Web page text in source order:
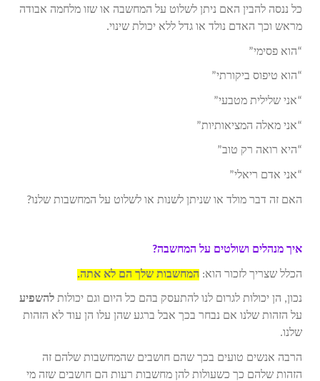
כל ננסה להבין האם ניתן לשלוט על המחשבה או שזו מלחמה אבודה
מראש וכך האדם נולד או גדל ללא יכולת שינוי.
“הוא פסימי”
“הוא טיפוס ביקורתי”
“אני שלילית מטבעי”
“אני מאלה המציאותיות”
“היא רואה רק טוב”
“אני אדם ריאלי”
האם זה דבר מולד או שניתן לשנות או לשלוט על המחשבות שלנו?
איך מנהלים ושולטים על המחשבה?
הכלל שצריך לזכור הוא: המחשבות שלך הם לא אתה.
נכון, הן יכולות לגרום לנו להתעסק בהם כל היום וגם יכולות להשפיע
על הזהות שלנו אם נבחר בכך אבל ברגע שהן עלו הן עוד לא הזהות
שלנו.
הרבה אנשים טועים בכך שהם חושבים שהמחשבות שלהם זה
הזהות שלהם כך כשעולות להן מחשבות רעות הם חושבים שזה מי